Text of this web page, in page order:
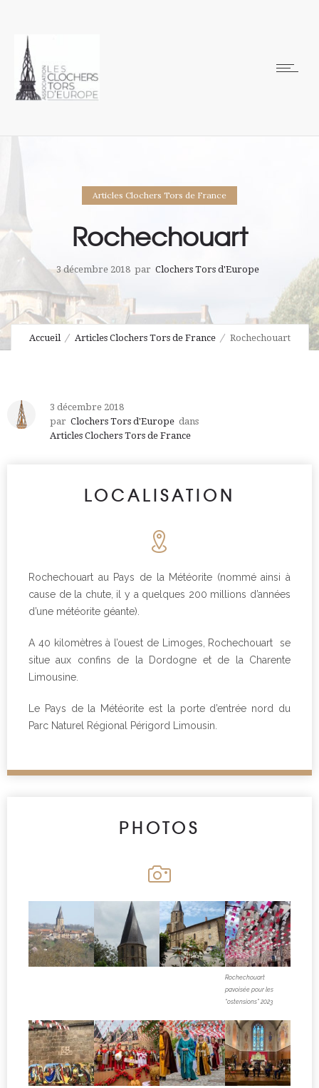
Articles Clochers Tors de France
Rochechouart
3 décembre 2018 par Clochers Tors d'Europe
Accueil Articles Clochers Tors de France Rochechouart
3 décembre 2018
par Clochers Tors d'Europe dans
Articles Clochers Tors de France
LOCALISATION
Rochechouart au Pays de la Météorite (nommé ainsi à
cause de la chute, il y a quelques 200 millions d’années
d’une météorite géante).
A 40 kilomètres à l’ouest de Limoges, Rochechouart se
situe aux confins de la Dordogne et de la Charente
Limousine.
Le Pays de la Météorite est la porte d’entrée nord du
Parc Naturel Régional Périgord Limousin.
PHOTOS
Rochechouart
pavoisée pour les
“ostensions” 2023